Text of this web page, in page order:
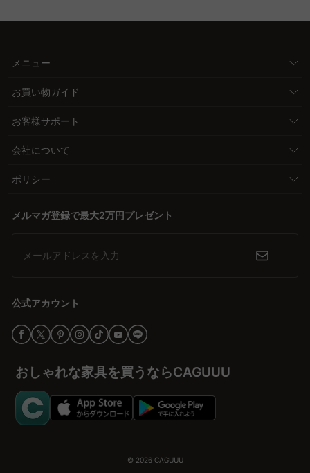
メニュー
お買い物ガイド
お客様サポート
会社について
ポリシー
メルマガ登録で最大2万円プレゼント
メールアドレスを入力
公式アカウント
おしゃれな家具を買うならCAGUUU
© 2026 CAGUUU